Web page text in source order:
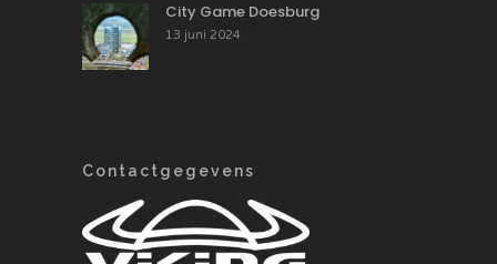
City Game Doesburg
13 juni 2024
Contactgegevens